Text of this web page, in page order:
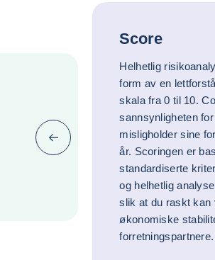
Score
Helhetlig
form av en
skala fra 0 til 10.
sannsynligheten
misligholder sine
år. Scoringen er
standardiserte
og helhetlig
slik at du raskt kan
økonomiske
forretningspartnere.
Forrige